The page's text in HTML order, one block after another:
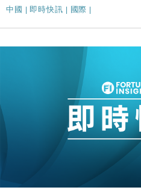
中國 | 即時快訊 | 國際 |